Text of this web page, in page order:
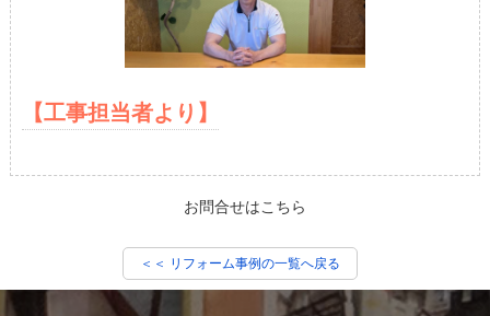
【工事担当者より】
お問合せはこちら
＜＜ リフォーム事例の一覧へ戻る